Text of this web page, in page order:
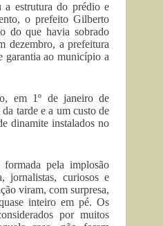
estrutura do prédio e
o prefeito Gilberto
do que havia sobrado
dezembro, a prefeitura
garantia ao município a
em 1º de janeiro de
tarde e a um custo de
dinamite instalados no
pela implosão
jornalistas, curiosos e
viram, com surpresa,
inteiro em pé. Os
por muitos